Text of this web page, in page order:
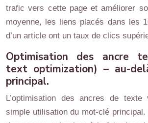
trafic vers cette page et améliorer
moyenne, les liens placés dans les
d’un article ont un taux de clics
Optimisation des ancre
text optimization) – au-
principal.
L’optimisation des ancres de
simple utilisation du mot-clé principal.